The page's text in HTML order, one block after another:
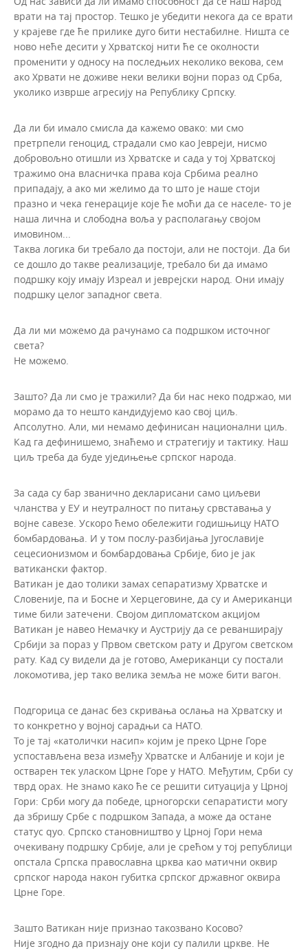
врати на тај простор. Тешко је убедити некога да се врати
у крајеве где ће прилике дуго бити нестабилне. Ништа се
ново неће десити у Хрватској нити ће се околности
променити у односу на последњих неколико векова, сем
ако Хрвати не доживе неки велики војни пораз од Срба,
уколико изврше агресију на Републику Српску.
Да ли би имало смисла да кажемо овако: ми смо
претрпели геноцид, страдали смо као Јевреји, нисмо
добровољно отишли из Хрватске и сада у тој Хрватској
тражимо она власничка права која Србима реално
припадају, а ако ми желимо да то што је наше стоји
празно и чека генерације које ће моћи да се населе- то је
наша лична и слободна воља у располагању својом
имовином...
Таква логика би требало да постоји, али не постоји. Да би
се дошло до такве реализације, требало би да имамо
подршку коју имају Изреал и јеврејски народ. Они имају
подршку целог западног света.
Да ли ми можемо да рачунамо са подршком источног
света?
Не можемо.
Зашто? Да ли смо је тражили? Да би нас неко подржао, ми
морамо да то нешто кандидујемо као свој циљ.
Апсолутно. Али, ми немамо дефинисан национални циљ.
Кад га дефинишемо, знаћемо и стратегију и тактику. Наш
циљ треба да буде уједињење српског народа.
За сада су бар званично декларисани само циљеви
чланства у ЕУ и неутралност по питању срвставања у
војне савезе. Ускоро ћемо обележити годишњицу НАТО
бомбардовања. И у том послу-разбијања Југославије
сецесионизмом и бомбардовања Србије, био је јак
ватикански фактор.
Ватикан је дао толики замах сепаратизму Хрватске и
Словеније, па и Босне и Херцеговине, да су и Американци
тиме били затечени. Својом дипломатском акцијом
Ватикан је навео Немачку и Аустрију да се реванширају
Србији за пораз у Првом светском рату и Другом светском
рату. Кад су видели да је готово, Американци су постали
локомотива, јер тако велика земља не може бити вагон.
Подгорица се данас без скривања ослања на Хрватску и
то конкретно у војној сарадњи са НАТО.
То је тај «католички насип» којим је преко Црне Горе
успостављена веза између Хрватске и Албаније и који је
остварен тек уласком Црне Горе у НАТО. Међутим, Срби су
тврд орах. Не знамо како ће се решити ситуација у Црној
Гори: Срби могу да победе, црногорски сепаратисти могу
да збришу Србе с подршком Запада, а може да остане
статус qуо. Српско становништво у Црној Гори нема
очекивану подршку Србије, али је срећом у тој републици
опстала Српска православна црква као матични оквир
српског народа након губитка српског државног оквира
Црне Горе.
Зашто Ватикан није признао такозвано Косово?
Није згодно да признају оне који су палили цркве. Не